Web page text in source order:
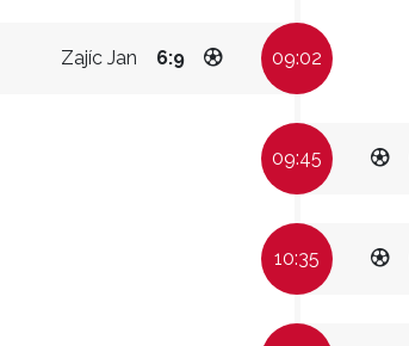
Zajíc Jan 6:9 09:02
09:45
10:35